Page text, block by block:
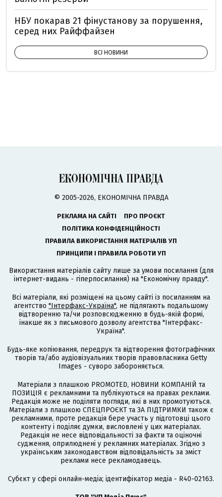
НБУ покарав 21 фінустанову за порушення,
серед них Райффайзен
ВСІ НОВИНИ
© 2005-2026, ЕКОНОМІЧНА ПРАВДА
РЕКЛАМА НА САЙТІ
ПРО ПРОЄКТ
ПОЛІТИКА КОНФІДЕНЦІЙНОСТІ
ПРАВИЛА ВИКОРИСТАННЯ МАТЕРІАЛІВ УП
ПРИНЦИПИ І ПРАВИЛА РОБОТИ УП
Використання матеріалів сайту лише за умови посилання (для
інтернет-видань - гіперпосилання) на "Економічну правду".
Всі матеріали, які розміщені на цьому сайті із посиланням на
агентство "Інтерфакс-Україна", не підлягають подальшому
відтворенню та/чи розповсюдженню в будь-якій формі,
інакше як з письмового дозволу агентства "Інтерфакс-
Україна".
Будь-яке копіювання, передрук та відтворення фотографічних
творів та/або аудіовізуальних творів правовласника Getty
Images - суворо забороняється.
Матеріали з плашкою PROMOTED, НОВИНИ КОМПАНІЙ та
ПОЗИЦІЯ є рекламними та публікуються на правах реклами.
Редакція може не поділяти погляди, які в них промотуються.
Матеріали з плашкою СПЕЦПРОЄКТ та ЗА ПІДТРИМКИ також є
рекламними, проте редакція бере участь у підготовці цього
контенту і поділяє думки, висловлені у цих матеріалах.
Редакція не несе відповідальності за факти та оціночні
судження, оприлюднені у рекламних матеріалах. Згідно з
українським законодавством відповідальність за зміст
реклами несе рекламодавець.
Cубєкт у сфері онлайн-медіа; ідентифікатор медіа - R40-02163.